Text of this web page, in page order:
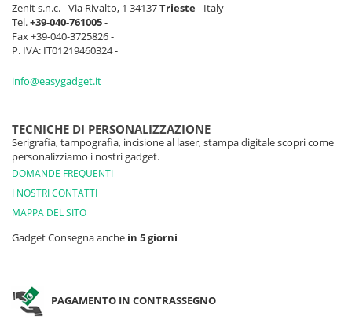
Zenit s.n.c. - Via Rivalto, 1 34137Trieste- Italy -
Tel.+39-040-761005-
Fax +39-040-3725826 -
P. IVA: IT01219460324 -
info@easygadget.it
TECNICHE DI PERSONALIZZAZIONE
Serigrafia, tampografia, incisione al laser, stampa digitale scopri come
personalizziamo i nostri gadget.
DOMANDE FREQUENTI
I NOSTRI CONTATTI
MAPPA DEL SITO
Gadget Consegna anche in 5 giorni
PAGAMENTO IN CONTRASSEGNO